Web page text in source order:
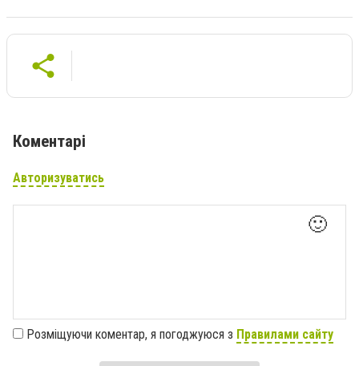
Коментарі
Авторизуватись
🙂
Розміщуючи коментар, я погоджуюся з Правилами сайту